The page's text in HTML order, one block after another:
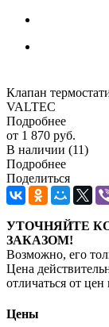
Клапан
VALTEC
Подробнее
от 1 870 руб.
В наличии (11)
Подробнее
Поделиться
УТОЧНЯЙТЕ
ЗАКАЗОМ!
Возможно, его
Цена
отличаться от
Цены